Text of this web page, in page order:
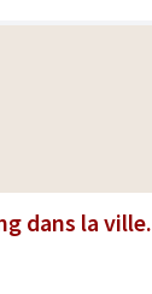
dans la ville.